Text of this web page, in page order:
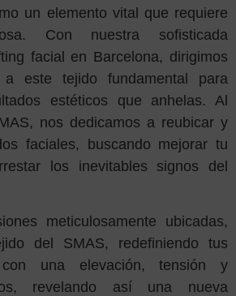
un elemento vital que requiere
Con nuestra sofisticada
facial en Barcelona, dirigimos
a este tejido fundamental para
estéticos que anhelas. Al
nos dedicamos a reubicar y
faciales, buscando mejorar tu
los inevitables signos del
meticulosamente ubicadas,
del SMAS, redefiniendo tus
una elevación, tensión y
revelando así una nueva